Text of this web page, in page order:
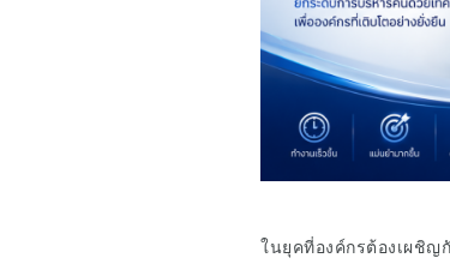
ในยุคที่องค์กรต้องเผชิญ